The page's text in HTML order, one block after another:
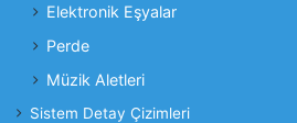
Elektronik Eşyalar
Perde
Müzik Aletleri
Sistem Detay Çizimleri